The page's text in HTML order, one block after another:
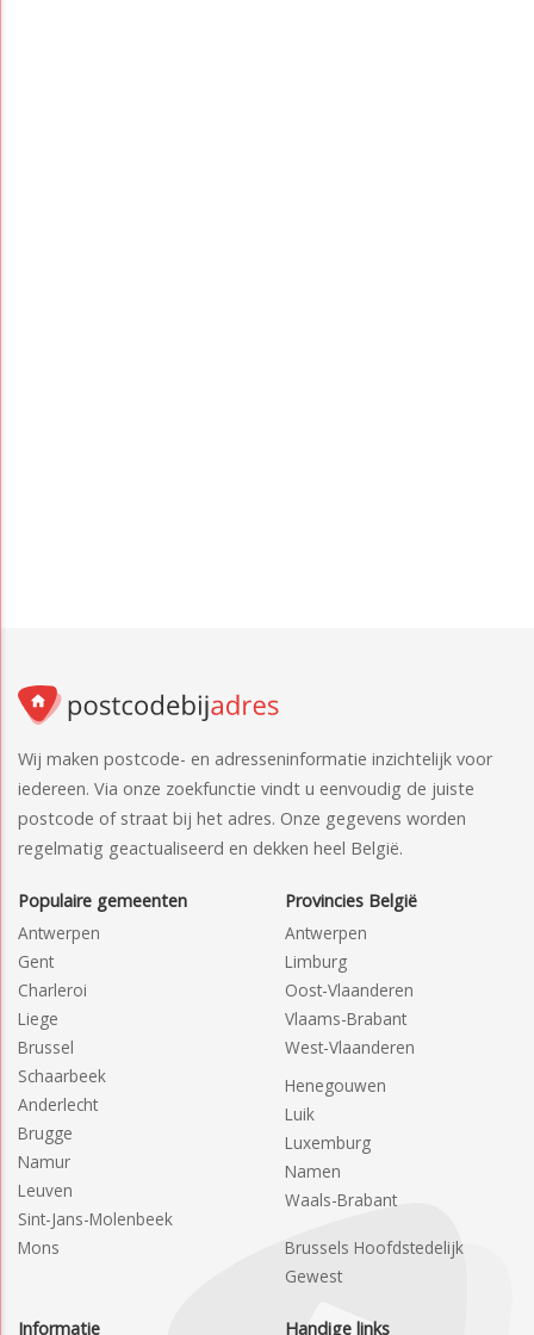
Wij maken postcode- en adresseninformatie inzichtelijk voor
iedereen. Via onze zoekfunctie vindt u eenvoudig de juiste
postcode of straat bij het adres. Onze gegevens worden
regelmatig geactualiseerd en dekken heel België.
Populaire gemeenten
Antwerpen
Gent
Charleroi
Liege
Brussel
Schaarbeek
Anderlecht
Brugge
Namur
Leuven
Sint-Jans-Molenbeek
Mons
Provincies België
Antwerpen
Limburg
Oost-Vlaanderen
Vlaams-Brabant
West-Vlaanderen
Henegouwen
Luik
Luxemburg
Namen
Waals-Brabant
Brussels Hoofdstedelijk
Gewest
Informatie Handige links